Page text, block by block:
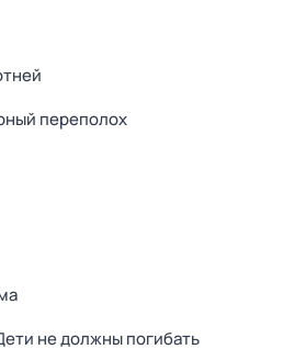
переполох
не должны погибать